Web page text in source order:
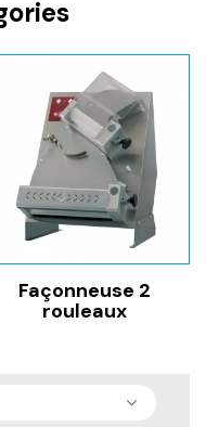
Façonneuse 2
rouleaux